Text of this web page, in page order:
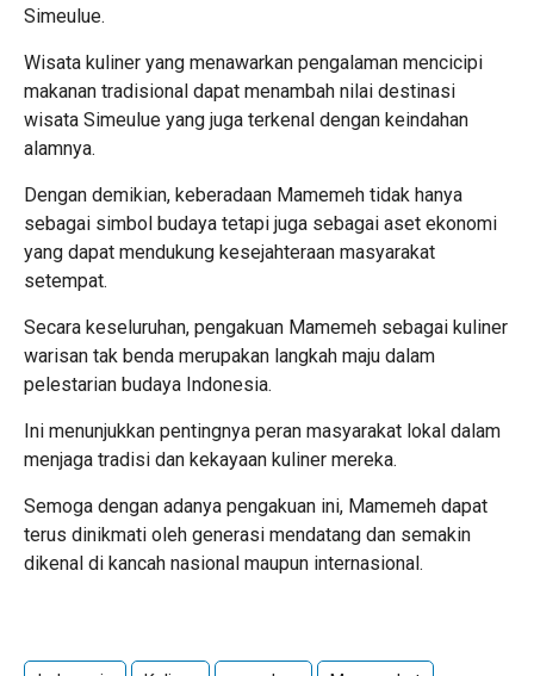
Simeulue.
Wisata kuliner yang menawarkan pengalaman mencicipi
makanan tradisional dapat menambah nilai destinasi
wisata Simeulue yang juga terkenal dengan keindahan
alamnya.
Dengan demikian, keberadaan Mamemeh tidak hanya
sebagai simbol budaya tetapi juga sebagai aset ekonomi
yang dapat mendukung kesejahteraan masyarakat
setempat.
Secara keseluruhan, pengakuan Mamemeh sebagai kuliner
warisan tak benda merupakan langkah maju dalam
pelestarian budaya Indonesia.
Ini menunjukkan pentingnya peran masyarakat lokal dalam
menjaga tradisi dan kekayaan kuliner mereka.
Semoga dengan adanya pengakuan ini, Mamemeh dapat
terus dinikmati oleh generasi mendatang dan semakin
dikenal di kancah nasional maupun internasional.